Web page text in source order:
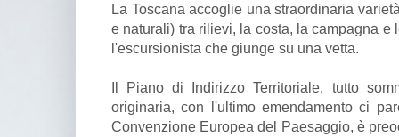
La Toscana accoglie una straordinaria
e naturali) tra rilievi, la costa, la campagna e
l'escursionista che giunge su una vetta.
Il Piano di Indirizzo Territoriale, tutto
originaria, con l'ultimo emendamento ci
Convenzione Europea del Paesaggio, è